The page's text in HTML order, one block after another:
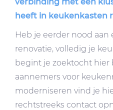
heeft in keukenkasten
Heb je eerder nood
renovatie, volledig je
begint je zoektocht hier
aannemers voor
moderniseren vind je
rechtstreeks contact